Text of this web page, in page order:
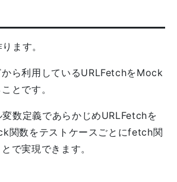
ます。
ら利用しているURLFetchをMock
とです。
数定義であらかじめURLFetchを
関数をテストケースごとにfetch関
で実現できます。